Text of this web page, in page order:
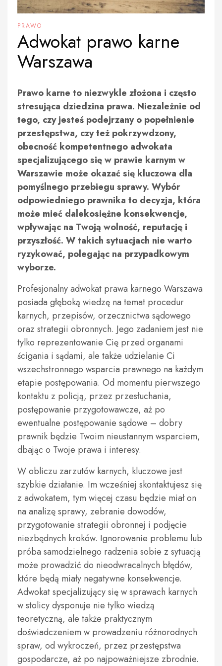
PRAWO
Adwokat prawo karne
Warszawa
Prawo karne to niezwykle złożona i często
stresująca dziedzina prawa. Niezależnie od
tego, czy jesteś podejrzany o popełnienie
przestępstwa, czy też pokrzywdzony,
obecność kompetentnego adwokata
specjalizującego się w prawie karnym w
Warszawie może okazać się kluczowa dla
pomyślnego przebiegu sprawy. Wybór
odpowiedniego prawnika to decyzja, która
może mieć dalekosiężne konsekwencje,
wpływając na Twoją wolność, reputację i
przyszłość. W takich sytuacjach nie warto
ryzykować, polegając na przypadkowym
wyborze.
Profesjonalny adwokat prawa karnego Warszawa
posiada głęboką wiedzę na temat procedur
karnych, przepisów, orzecznictwa sądowego
oraz strategii obronnych. Jego zadaniem jest nie
tylko reprezentowanie Cię przed organami
ścigania i sądami, ale także udzielanie Ci
wszechstronnego wsparcia prawnego na każdym
etapie postępowania. Od momentu pierwszego
kontaktu z policją, przez przesłuchania,
postępowanie przygotowawcze, aż po
ewentualne postępowanie sądowe – dobry
prawnik będzie Twoim nieustannym wsparciem,
dbając o Twoje prawa i interesy.
W obliczu zarzutów karnych, kluczowe jest
szybkie działanie. Im wcześniej skontaktujesz się
z adwokatem, tym więcej czasu będzie miał on
na analizę sprawy, zebranie dowodów,
przygotowanie strategii obronnej i podjęcie
niezbędnych kroków. Ignorowanie problemu lub
próba samodzielnego radzenia sobie z sytuacją
może prowadzić do nieodwracalnych błędów,
które będą miały negatywne konsekwencje.
Adwokat specjalizujący się w sprawach karnych
w stolicy dysponuje nie tylko wiedzą
teoretyczną, ale także praktycznym
doświadczeniem w prowadzeniu różnorodnych
spraw, od wykroczeń, przez przestępstwa
gospodarcze, aż po najpoważniejsze zbrodnie.